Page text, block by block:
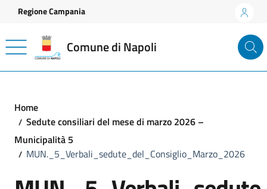
Vai ai contenuti
Vai al footer
Regione Campania
Comune di Napoli
Home
Sedute consiliari del mese di marzo 2026 –
Municipalità 5
MUN._5_Verbali_sedute_del_Consiglio_Marzo_2026